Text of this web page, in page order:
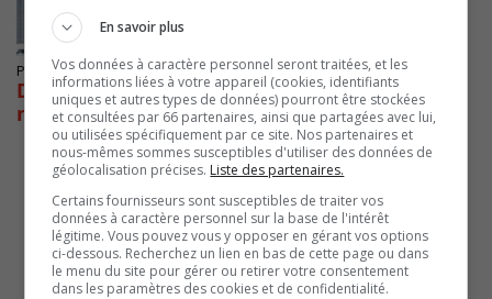
Publié le 12 novembre 2019 à 00h30
Des frais de stationnement moins chers pour
nos hôpitaux dès ce printemps
En savoir plus
Vos données à caractère personnel seront traitées, et les
informations liées à votre appareil (cookies, identifiants
uniques et autres types de données) pourront être stockées
et consultées par 66 partenaires, ainsi que partagées avec lui,
ou utilisées spécifiquement par ce site. Nos partenaires et
nous-mêmes sommes susceptibles d'utiliser des données de
géolocalisation précises. Liste des partenaires.
Certains fournisseurs sont susceptibles de traiter vos
données à caractère personnel sur la base de l'intérêt
légitime. Vous pouvez vous y opposer en gérant vos options
ci-dessous. Recherchez un lien en bas de cette page ou dans
le menu du site pour gérer ou retirer votre consentement
dans les paramètres des cookies et de confidentialité.